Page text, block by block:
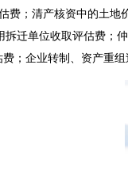
费；清产核资中的土地
拆迁单位收取评估费；
；企业转制、资产重组